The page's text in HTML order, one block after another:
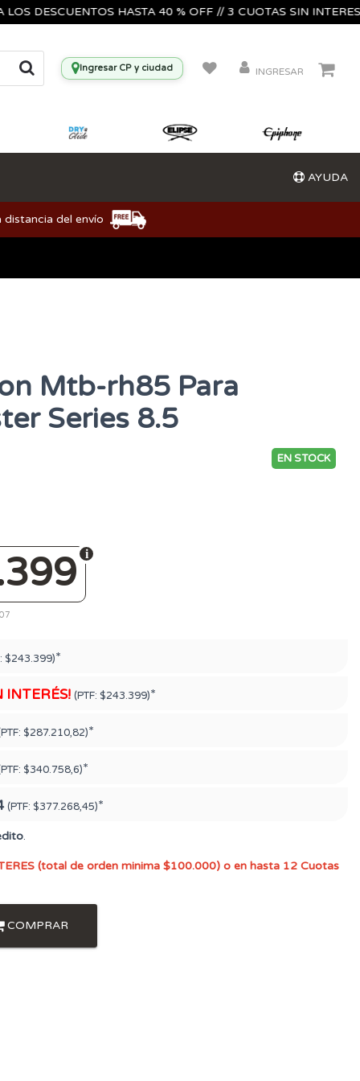
HASTA 40 % OFF // 3 CUOTAS SIN
Ingresar CP y ciudad INGRESAR
AYUDA
del envío
Mtb-rh85 Para
Series 8.5
EN STOCK
$243.399)*
INTERÉS! (PTF: $243.399)*
$287.210,82)*
$340.758,6)*
(PTF: $377.268,45)*
.
(total de orden minima $100.000) o en hasta 12 Cuotas
COMPRAR